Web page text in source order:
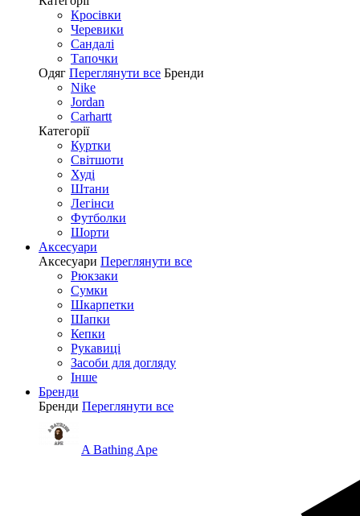
Кросівки
Черевики
Сандалі
Tапочки
Одяг Переглянути все Бренди
Nike
Jordan
Carhartt
Категорії
Куртки
Світшоти
Худі
Штани
Легінси
Футболки
Шорти
Аксесуари
Аксесуари Переглянути все
Рюкзаки
Сумки
Шкарпетки
Шапки
Кепки
Рукавиці
Засоби для догляду
Інше
Бренди
Бренди Переглянути все
A Bathing Ape